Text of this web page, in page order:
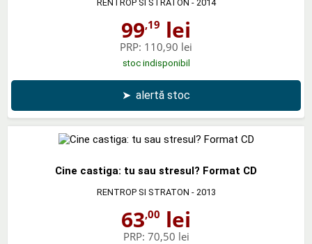
RENTROP SI STRATON - 2014
99,19 lei
PRP: 110,90 lei
stoc indisponibil
➤ alertă stoc
Cine castiga: tu sau stresul? Format CD
RENTROP SI STRATON - 2013
63,00 lei
PRP: 70,50 lei